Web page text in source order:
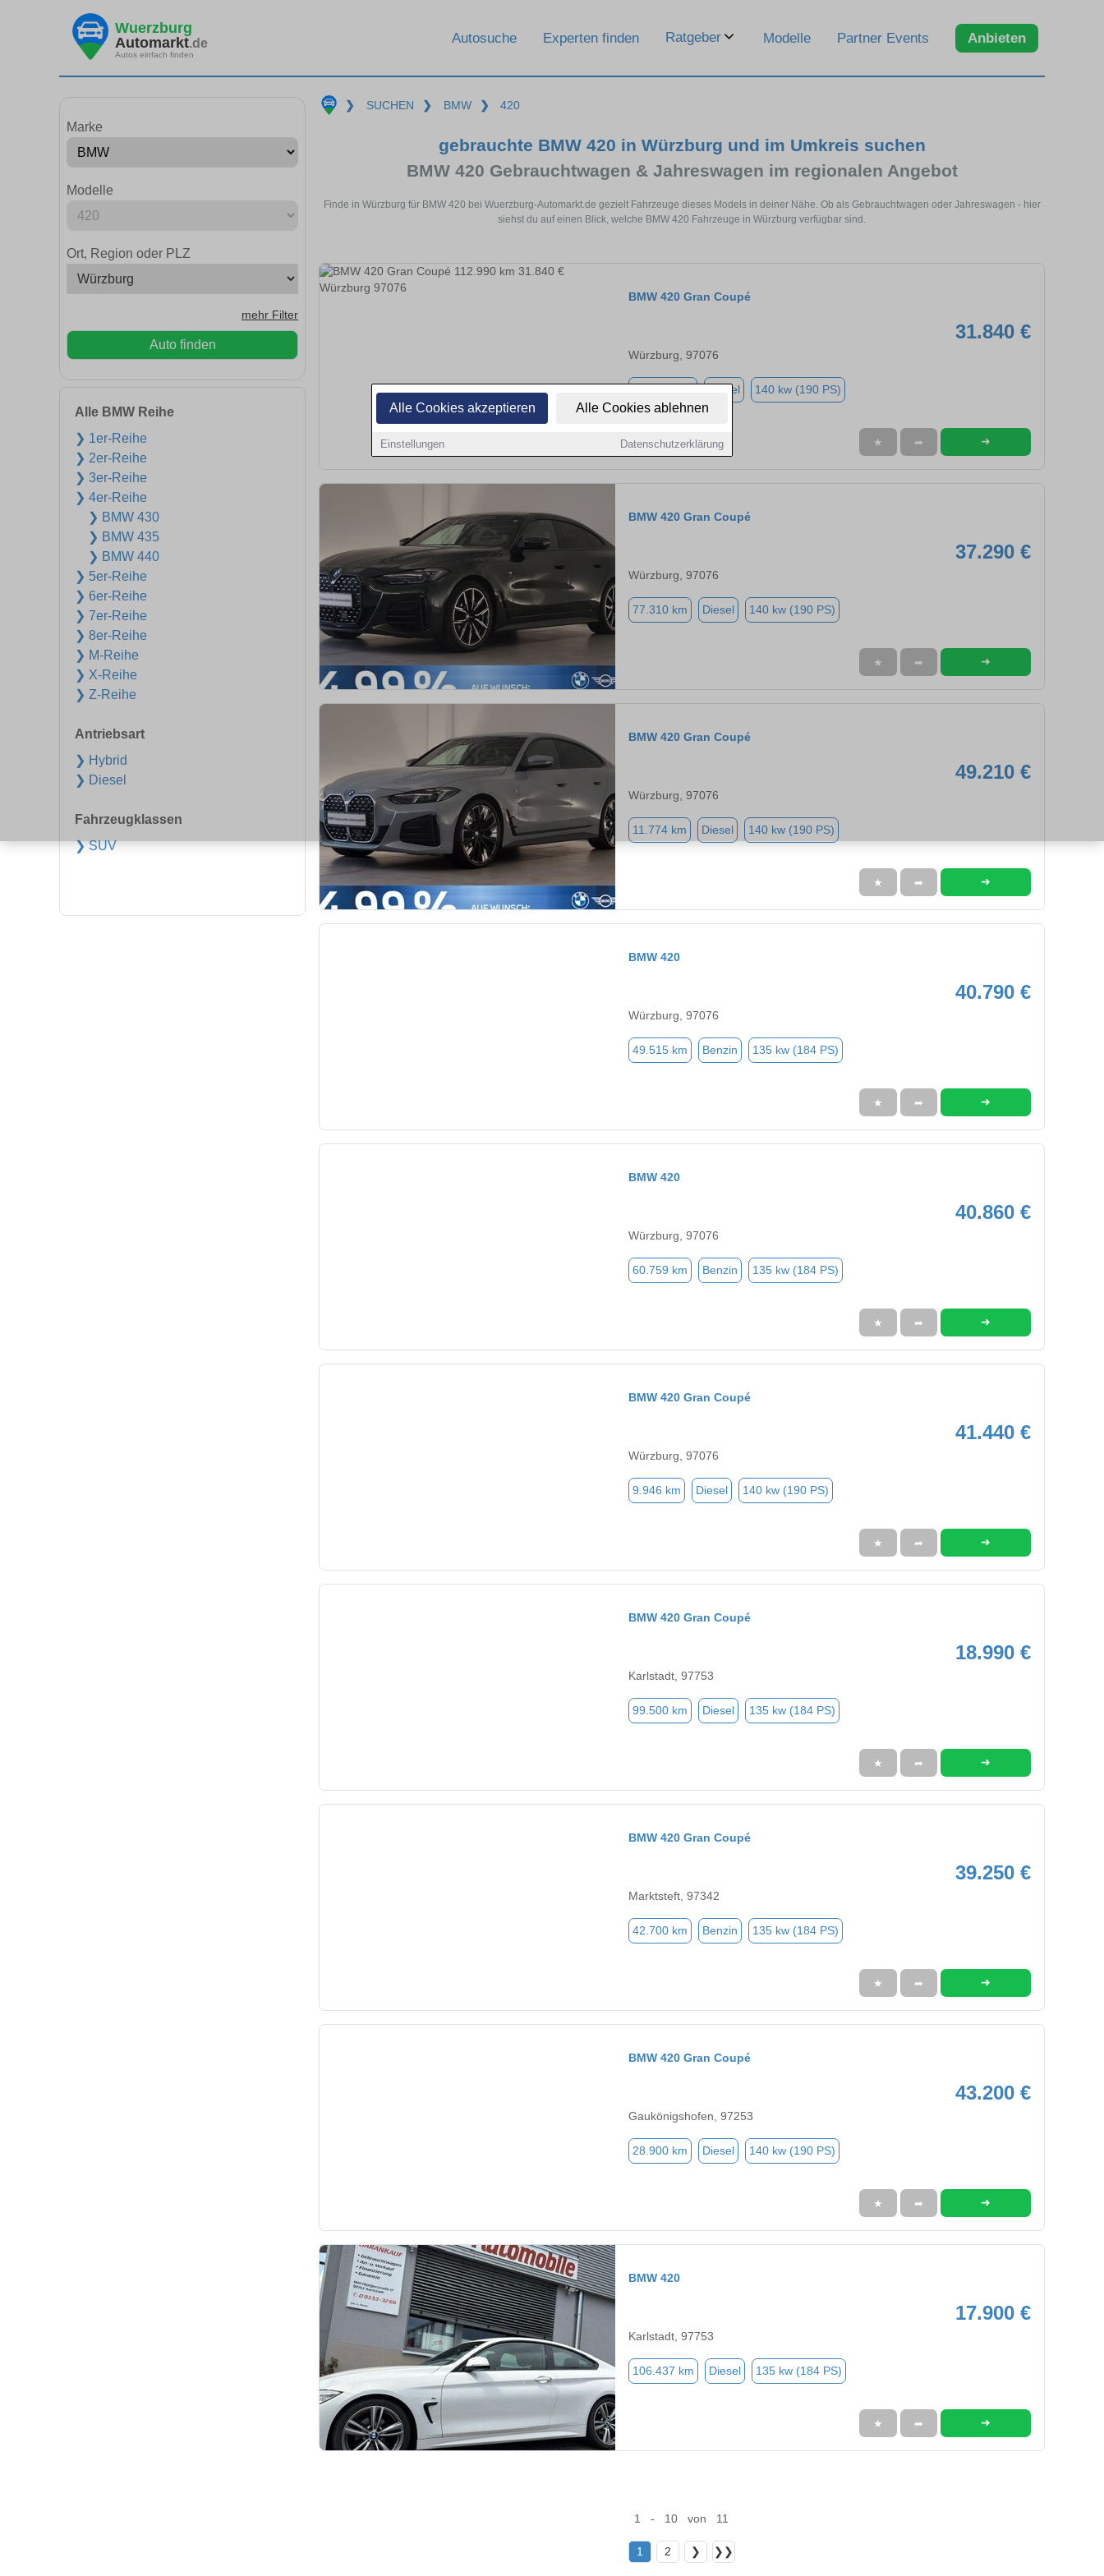
Alle Cookies akzeptieren Alle Cookies ablehnen
Einstellungen Datenschutzerklärung
Wuerzburg
Automarkt.de
Autos einfach finden
Autosuche Experten finden Ratgeber Modelle Partner Events Anbieten
Marke
Modelle
Ort, Region oder PLZ
mehr Filter
Auto finden
Alle BMW Reihe
❯ 1er-Reihe
❯ 2er-Reihe
❯ 3er-Reihe
❯ 4er-Reihe
❯ BMW 430
❯ BMW 435
❯ BMW 440
❯ 5er-Reihe
❯ 6er-Reihe
❯ 7er-Reihe
❯ 8er-Reihe
❯ M-Reihe
❯ X-Reihe
❯ Z-Reihe
Antriebsart
❯ Hybrid
❯ Diesel
Fahrzeugklassen
❯ SUV
❯ SUCHEN ❯ BMW ❯ 420
gebrauchte BMW 420 in Würzburg und im Umkreis suchen
BMW 420 Gebrauchtwagen & Jahreswagen im regionalen Angebot
Finde in Würzburg für BMW 420 bei Wuerzburg-Automarkt.de gezielt Fahrzeuge dieses Models in deiner Nähe. Ob als Gebrauchtwagen oder Jahreswagen - hier
siehst du auf einen Blick, welche BMW 420 Fahrzeuge in Würzburg verfügbar sind.
BMW 420 Gran Coupé
31.840 €
Würzburg, 97076
Diesel 140 kw (190 PS)
★ ➦ ➜
BMW 420 Gran Coupé
37.290 €
Würzburg, 97076
77.310 km Diesel 140 kw (190 PS)
★ ➦ ➜
BMW 420 Gran Coupé
49.210 €
Würzburg, 97076
11.774 km Diesel 140 kw (190 PS)
★ ➦ ➜
BMW 420
40.790 €
Würzburg, 97076
49.515 km Benzin 135 kw (184 PS)
★ ➦ ➜
BMW 420
40.860 €
Würzburg, 97076
60.759 km Benzin 135 kw (184 PS)
★ ➦ ➜
BMW 420 Gran Coupé
41.440 €
Würzburg, 97076
9.946 km Diesel 140 kw (190 PS)
★ ➦ ➜
BMW 420 Gran Coupé
18.990 €
Karlstadt, 97753
99.500 km Diesel 135 kw (184 PS)
★ ➦ ➜
BMW 420 Gran Coupé
39.250 €
Marktsteft, 97342
42.700 km Benzin 135 kw (184 PS)
★ ➦ ➜
BMW 420 Gran Coupé
43.200 €
Gaukönigshofen, 97253
28.900 km Diesel 140 kw (190 PS)
★ ➦ ➜
BMW 420
17.900 €
Karlstadt, 97753
106.437 km Diesel 135 kw (184 PS)
★ ➦ ➜
1 - 10 von 11
1 2 ❯ ❯❯